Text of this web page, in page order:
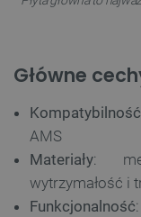
Główne
Kompatybilność
AMS
Materiały:
wytrzymałość i
Funkcjonalność